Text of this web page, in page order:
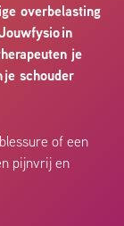
overbelasting
in
je
je schouder
of een
pijnvrij en